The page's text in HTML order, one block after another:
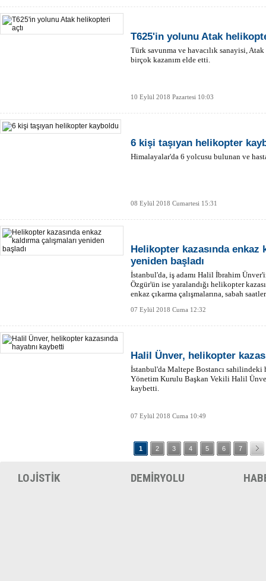
T625'in yolunu Atak
Türk savunma ve havacılık sanayisi,
birçok kazanım elde etti.
10 Eylül 2018 Pazartesi 10:03
6 kişi taşıyan helikopter
Himalayalar'da 6 yolcusu bulunan ve
08 Eylül 2018 Cumartesi 15:31
Helikopter kazasında enkaz
yeniden başladı
İstanbul'da, iş adamı Halil İbrahim
Özgür'ün ise yaralandığı helikopter
enkaz çıkarma çalışmalarına, sabah
07 Eylül 2018 Cuma 12:32
Halil Ünver, helikopter
İstanbul'da Maltepe Bostancı sahilindeki
Yönetim Kurulu Başkan Vekili Halil
kaybetti.
07 Eylül 2018 Cuma 10:49
1 2 3 4 5 6 7
LOJİSTİK DEMİRYOLU